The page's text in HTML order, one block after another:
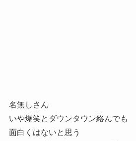
名無しさん
いや爆笑とダウンタウン絡んでも
面白くはないと思う